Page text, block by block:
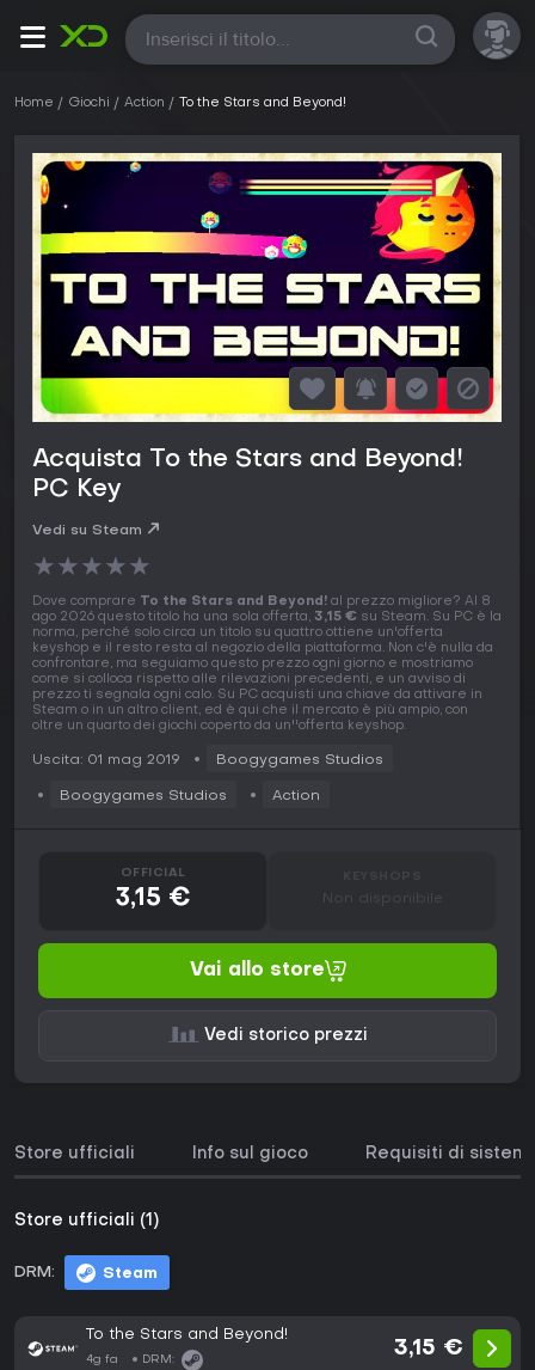
Tutte
Home Giochi Action To the Stars and Beyond!
Acquista To the Stars and Beyond!
PC Key
Vedi su Steam
★★★★★
Dove comprare To the Stars and Beyond! al prezzo migliore? Al 8
ago 2026 questo titolo ha una sola offerta, 3,15 € su Steam. Su PC è la
norma, perché solo circa un titolo su quattro ottiene un'offerta
keyshop e il resto resta al negozio della piattaforma. Non c'è nulla da
confrontare, ma seguiamo questo prezzo ogni giorno e mostriamo
come si colloca rispetto alle rilevazioni precedenti, e un avviso di
prezzo ti segnala ogni calo. Su PC acquisti una chiave da attivare in
Steam o in un altro client, ed è qui che il mercato è più ampio, con
oltre un quarto dei giochi coperto da un''offerta keyshop.
Uscita: 01 mag 2019 Boogygames Studios
Boogygames Studios Action
OFFICIAL
3,15 € Non disponibile
Vai allo store
Vedi storico prezzi
Store ufficiali Info sul gioco Requisiti di
Store ufficiali (1)
DRM: Steam
To the Stars and Beyond!
4g fa DRM:
3,15 €